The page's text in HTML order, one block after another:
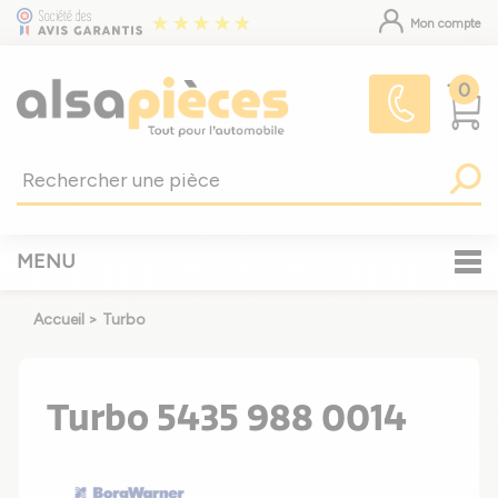
Mon compte
0
MENU
Accueil > Turbo
Turbo 5435 988 0014